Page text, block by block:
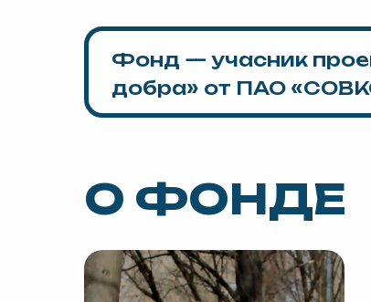
Фонд — учасник
добра» от ПАО
О ФОНДЕ